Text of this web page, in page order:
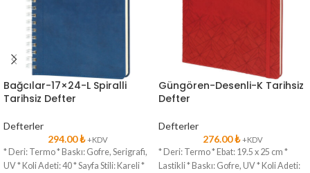
Bağcılar-17×24-L Spiralli
Tarihsiz Defter
Defterler
294.00₺ +KDV
* Deri: Termo * Baskı: Gofre, Serigrafi,
UV * Koli Adeti: 40 * Sayfa Stili: Kareli *
Güngören-Desenli-K Tarihsiz
Defter
Defterler
276.00₺ +KDV
* Deri: Termo * Ebat: 19.5 x 25 cm *
Lastikli * Baskı: Gofre, UV * Koli Adeti: